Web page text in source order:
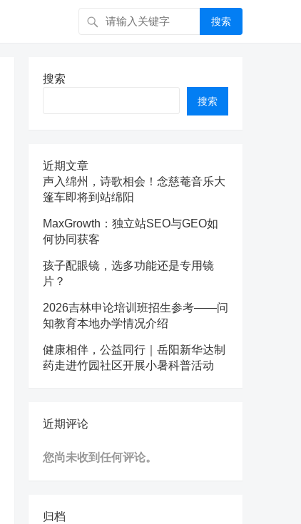
搜索
搜索
搜索
近期文章
声入绵州，诗歌相会！念慈菴音乐大
篷车即将到站绵阳
MaxGrowth：独立站SEO与GEO如
何协同获客
孩子配眼镜，选多功能还是专用镜
片？
2026吉林申论培训班招生参考——问
知教育本地办学情况介绍
健康相伴，公益同行｜岳阳新华达制
药走进竹园社区开展小暑科普活动
近期评论
您尚未收到任何评论。
归档